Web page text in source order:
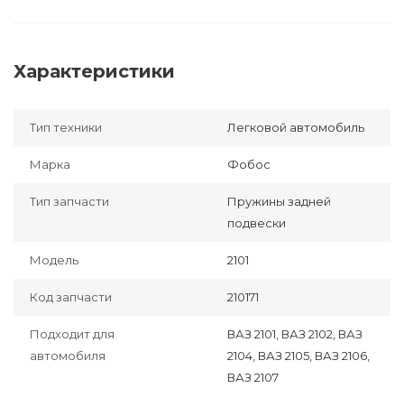
Характеристики
Тип техники Легковой автомобиль
Марка Фобос
Тип запчасти
Пружины задней
подвески
Модель 2101
Код запчасти 210171
Подходит для
автомобиля
ВАЗ 2101, ВАЗ 2102, ВАЗ
2104, ВАЗ 2105, ВАЗ 2106,
ВАЗ 2107